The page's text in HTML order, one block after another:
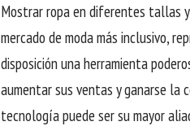
Mostrar ropa en diferentes tallas
mercado de moda más inclusivo,
disposición una herramienta
aumentar sus ventas y ganarse la
tecnología puede ser su mayor